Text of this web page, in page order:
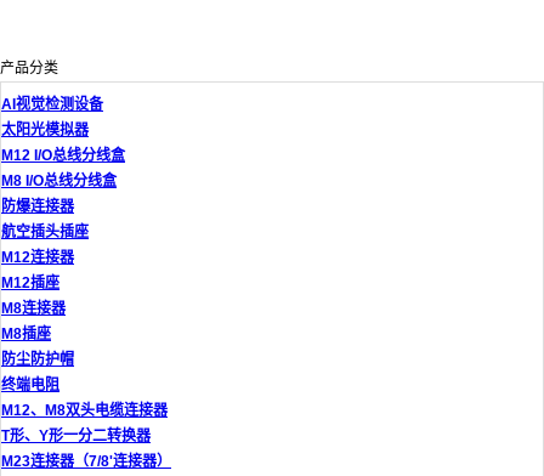
产品分类
AI视觉检测设备
太阳光模拟器
M12 I/O总线分线盒
M8 I/O总线分线盒
防爆连接器
航空插头插座
M12连接器
M12插座
M8连接器
M8插座
防尘防护帽
终端电阻
M12、M8双头电缆连接器
T形、Y形一分二转换器
M23连接器（7/8'连接器）